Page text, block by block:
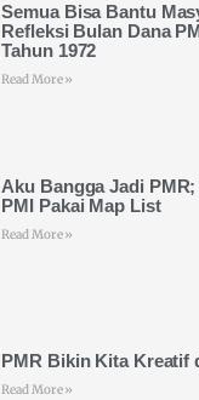
Semua Bisa Bantu
Refleksi Bulan Dana
Tahun 1972
Read More »
Aku Bangga Jadi
PMI Pakai Map List
Read More »
PMR Bikin Kita Kreatif
Read More »